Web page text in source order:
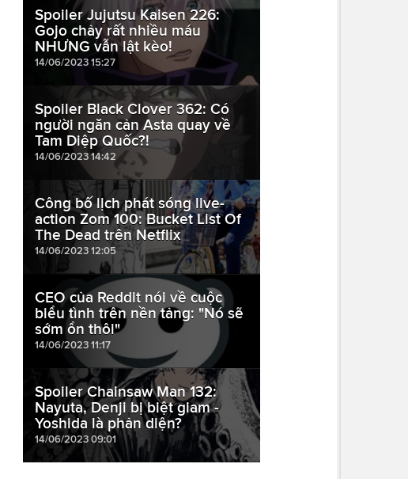
Spoiler Jujutsu Kaisen 226:
Gojo chảy rất nhiều máu
NHƯNG vẫn lật kèo!
14/06/2023 15:27
Spoiler Black Clover 362: Có
người ngăn cản Asta quay về
Tam Diệp Quốc?!
14/06/2023 14:42
Công bố lịch phát sóng live-
action Zom 100: Bucket List Of
The Dead trên Netflix
14/06/2023 12:05
CEO của Reddit nói về cuộc
biểu tình trên nền tảng: "Nó sẽ
sớm ổn thôi"
14/06/2023 11:17
Spoiler Chainsaw Man 132:
Nayuta, Denji bị biệt giam -
Yoshida là phản diện?
14/06/2023 09:01